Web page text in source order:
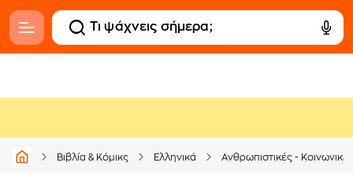
Βιβλία & Κόμικς Ελληνικά Ανθρωπιστικές -